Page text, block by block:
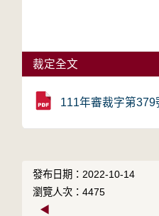
裁定全文
111年審裁字第379
發布日期：2022-10-14
瀏覽人次：4475
◀